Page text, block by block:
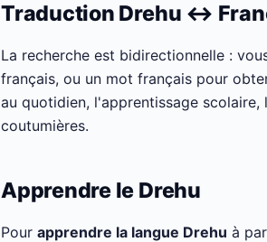
Traduction Drehu ↔
La recherche est bidirectionnelle :
français, ou un mot français pour
au quotidien, l'apprentissage
coutumières.
Apprendre le Drehu
Pour apprendre la langue Drehu à